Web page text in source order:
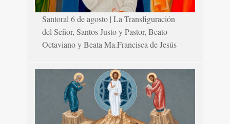
Santoral 6 de agosto | La Transfiguración
del Señor, Santos Justo y Pastor, Beato
Octaviano y Beata Ma.Francisca de Jesús